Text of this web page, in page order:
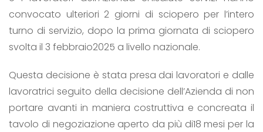
convocato ulteriori 2 giorni di sciopero per l’intero
turno di servizio, dopo la prima giornata di sciopero
svolta il 3 febbraio2025 a livello nazionale.
Questa decisione è stata presa dai lavoratori e dalle
lavoratrici seguito della decisione dell’Azienda di non
portare avanti in maniera costruttiva e concreata il
tavolo di negoziazione aperto da più di18 mesi per la